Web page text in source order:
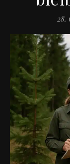
28.